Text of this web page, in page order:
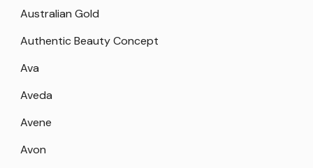
Australian Gold
Authentic Beauty Concept
Ava
Aveda
Avene
Avon